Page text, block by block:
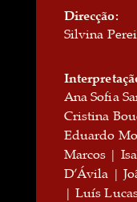
Direcção:
Silvina
Ana Sofia
Cristina
Eduardo
Marcos |
D’Ávila |
| Luís